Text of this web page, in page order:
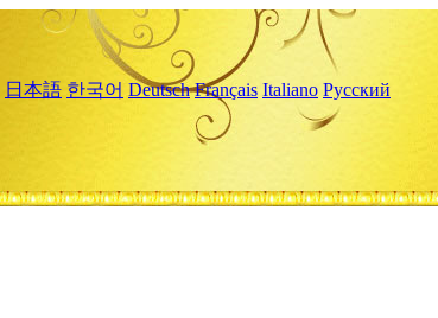
日本語 한국어 Deutsch Français Italiano Русский